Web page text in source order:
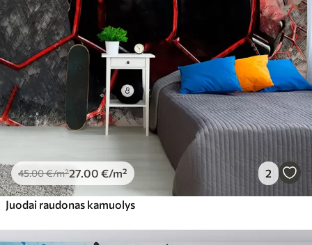
45.00€/m²27 .00 €/m² 2
Juodai raudonas kamuolys